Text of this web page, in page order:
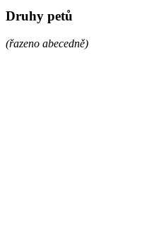
Druhy petů
(řazeno abecedně)